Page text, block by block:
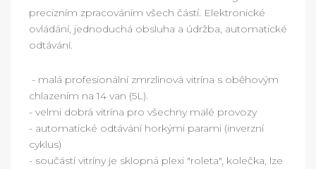
precizním zpracováním všech částí. Elektronické
ovládání, jednoduchá obsluha a údržba, automatické
odtávání.
- malá profesionální zmrzlinová vitrína s oběhovým
chlazením na 14 van (5L).
- velmi dobrá vitrína pro všechny malé provozy
- automatické odtávání horkými parami (inverzní
cyklus)
- součástí vitríny je sklopná plexi "roleta", kolečka, lze